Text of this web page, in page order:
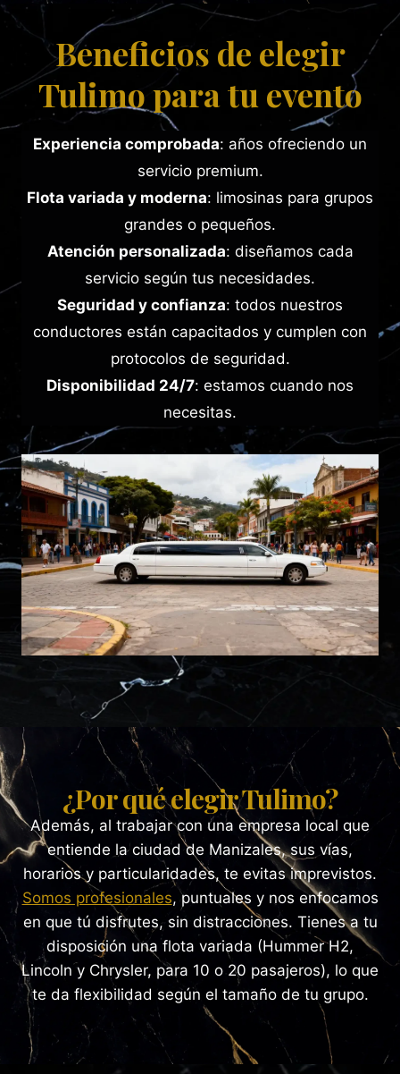
Beneficios de elegir
Tulimo para tu evento
Experiencia comprobada: años ofreciendo un
servicio premium.
Flota variada y moderna: limosinas para grupos
grandes o pequeños.
Atención personalizada: diseñamos cada
servicio según tus necesidades.
Seguridad y confianza: todos nuestros
conductores están capacitados y cumplen con
protocolos de seguridad.
Disponibilidad 24/7: estamos cuando nos
necesitas.
¿Por qué elegir Tulimo?
Además, al trabajar con una empresa local que
entiende la ciudad de Manizales, sus vías,
horarios y particularidades, te evitas imprevistos.
Somos profesionales, puntuales y nos enfocamos
en que tú disfrutes, sin distracciones. Tienes a tu
disposición una flota variada (Hummer H2,
Lincoln y Chrysler, para 10 o 20 pasajeros), lo que
te da flexibilidad según el tamaño de tu grupo.